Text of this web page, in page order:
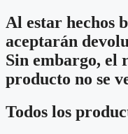
Al estar hechos
aceptarán
Sin embargo, el
producto no se
Todos los